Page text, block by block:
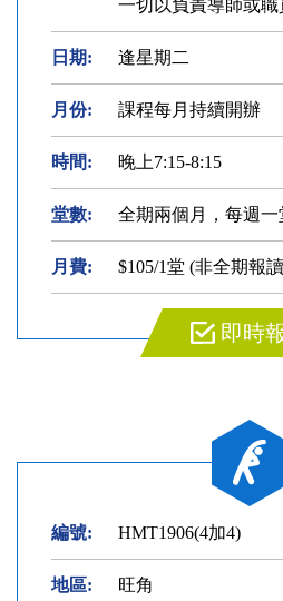
一切以負責導師或職
日期: 逢星期二
月份: 課程每月持續開辦
時間: 晚上7:15-8:15
堂數: 全期兩個月，每週一
月費: $105/1堂 (非全期報
即時
編號: HMT1906(4加4)
地區: 旺角